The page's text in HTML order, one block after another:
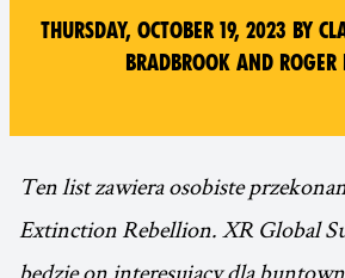
Thursday, October 19, 2023 by
Bradbrook and Roger
Ten list zawiera osobiste
Extinction Rebellion. XR Global